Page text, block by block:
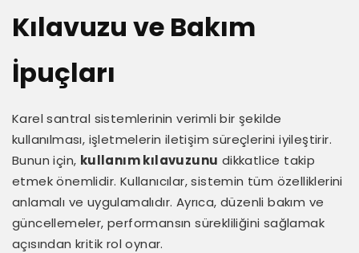
Kılavuzu ve Bakım
İpuçları
Karel santral sistemlerinin verimli bir şekilde
kullanılması, işletmelerin iletişim süreçlerini iyileştirir.
Bunun için, kullanım kılavuzunu dikkatlice takip
etmek önemlidir. Kullanıcılar, sistemin tüm özelliklerini
anlamalı ve uygulamalıdır. Ayrıca, düzenli bakım ve
güncellemeler, performansın sürekliliğini sağlamak
açısından kritik rol oynar.